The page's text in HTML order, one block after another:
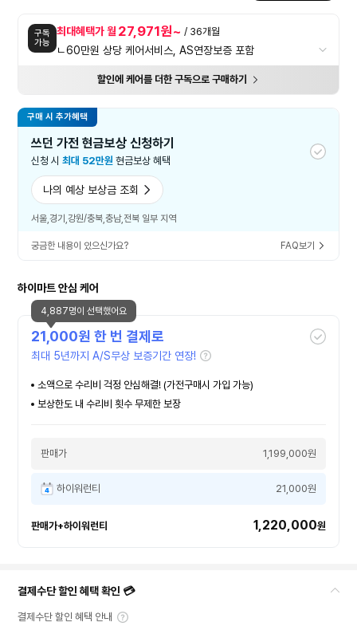
구독
가능
최대혜택가 월 27,971원~ / 36개월
ㄴ60만원 상당 케어서비스, AS연장보증 포함
할인에 케어를 더한 구독으로 구매하기
구매 시 추가혜택
쓰던 가전 현금보상 신청하기
신청 시 최대 52만원 현금보상 혜택
나의 예상 보상금 조회
서울,경기,강원/충북,충남,전북 일부 지역
궁금한 내용이 있으신가요? FAQ보기
하이마트 안심 케어
21,000원 한 번 결제로
최대 5년까지 A/S무상 보증기간 연장!
소액으로 수리비 걱정 안심해결! (가전구매시 가입 가능)
보상한도 내 수리비 횟수 무제한 보장
판매가 1,199,000원
하이워런티 21,000원
판매가+하이워런티 1,220,000원
4,887명이 선택했어요
결제수단 할인 혜택 확인 💳
결제수단 할인 혜택 안내